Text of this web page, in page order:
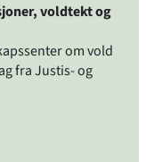
voldtekt og
om vold
fra Justis- og